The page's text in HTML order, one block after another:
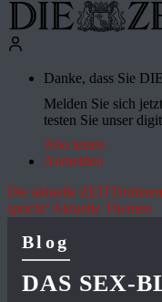
Danke, dass Sie
Melden Sie sich
testen Sie unser
Abo testen
Anmelden
Die aktuelle ZEIT
spricht"Aktuelle Themen
Blog
DAS SEX-